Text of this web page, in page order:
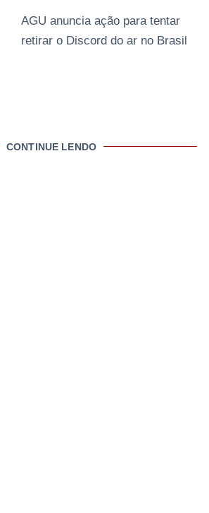
AGU anuncia ação para tentar
retirar o Discord do ar no Brasil
CONTINUE LENDO